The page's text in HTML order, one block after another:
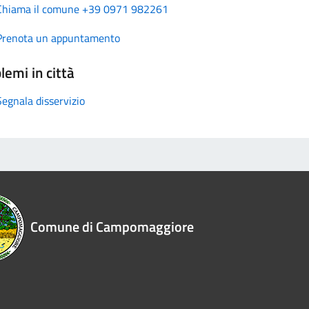
il comune +39 0971 982261
un appuntamento
in città
disservizio
Comune di Campomaggiore